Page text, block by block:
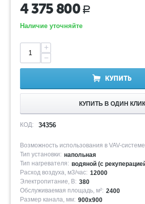
4 375 800 Р
Наличие уточняйте
+
−
КУПИТЬ
КУПИТЬ В ОДИН КЛИК
КОД: 34356
Возможность использования в VAV-
Тип установки: напольная
Тип нагревателя: водяной (с
Расход воздуха, м3/час: 12000
Электропитание, В: 380
Обслуживаемая площадь, м²: 2400
Размер канала, мм: 900x900